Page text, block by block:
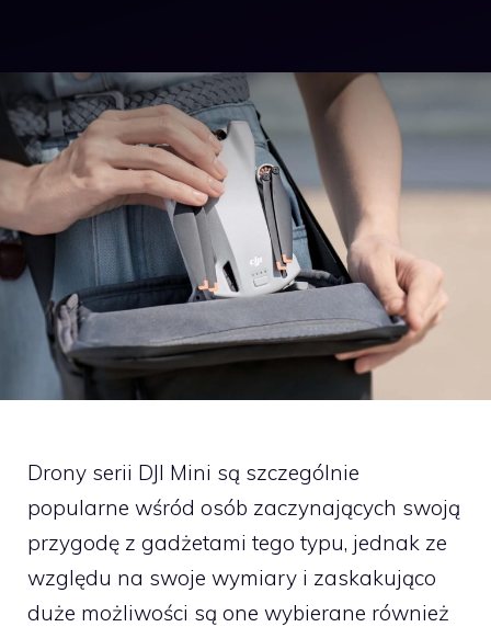
Drony serii DJI Mini są szczególnie
popularne wśród osób zaczynających swoją
przygodę z gadżetami tego typu, jednak ze
względu na swoje wymiary i zaskakująco
duże możliwości są one wybierane również